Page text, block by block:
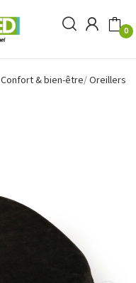
0
Confort & bien-être Oreillers